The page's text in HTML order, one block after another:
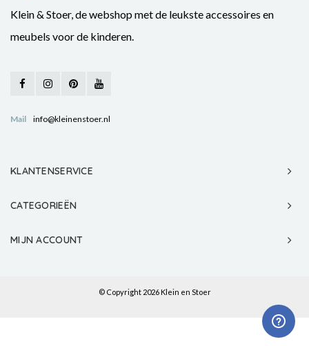
Klein & Stoer, de webshop met de leukste accessoires en
meubels voor de kinderen.
Mail info@kleinenstoer.nl
KLANTENSERVICE
CATEGORIEËN
MIJN ACCOUNT
© Copyright 2026 Klein en Stoer